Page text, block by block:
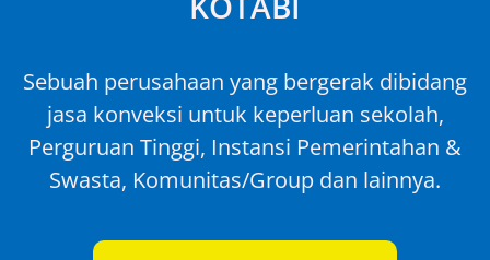
Sebuah perusahaan yang bergerak dibidang
jasa konveksi untuk keperluan sekolah,
Perguruan Tinggi, Instansi Pemerintahan &
Swasta, Komunitas/Group dan lainnya.